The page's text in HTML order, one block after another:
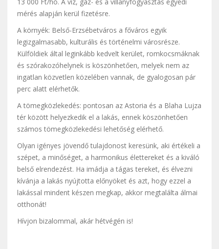
mérés alapján kerül fizetésre.
A környék: Belső-Erzsébetváros a főváros egyik
legizgalmasabb, kulturális és történelmi városrésze.
Külföldiek által leginkább kedvelt kerület, romkocsmáknak
és szórakozóhelynek is köszönhetően, melyek nem az
ingatlan közvetlen közelében vannak, de gyalogosan pár
perc alatt elérhetők.
A tömegközlekedés: pontosan az Astoria és a Blaha Lujza
tér között helyezkedik el a lakás, ennek köszönhetően
számos tömegközlekedési lehetőség elérhető.
Olyan igényes jövendő tulajdonost keresünk, aki értékeli a
szépet, a minőséget, a harmonikus élettereket és a kiváló
belső elrendezést. Ha imádja a tágas tereket, és élvezni
kívánja a lakás nyújtotta előnyöket és azt, hogy ezzel a
lakással mindent készen megkap, akkor megtalálta álmai
otthonát!
Hívjon bizalommal, akár hétvégén is!